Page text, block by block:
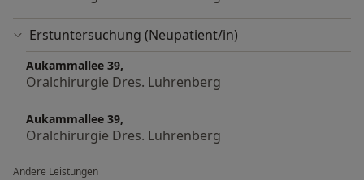
Erstuntersuchung (Neupatient/in)
Aukammallee 39,
Oralchirurgie Dres. Luhrenberg
Aukammallee 39,
Oralchirurgie Dres. Luhrenberg
Andere Leistungen